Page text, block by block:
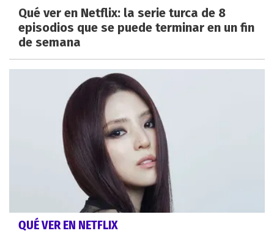
Qué ver en Netflix: la serie turca de 8
episodios que se puede terminar en un fin
de semana
QUÉ VER EN NETFLIX